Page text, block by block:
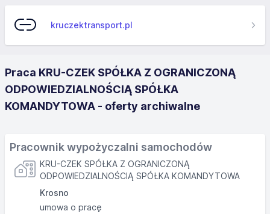
kruczektransport.pl
Praca KRU-CZEK SPÓŁKA Z OGRANICZONĄ
ODPOWIEDZIALNOŚCIĄ SPÓŁKA
KOMANDYTOWA - oferty archiwalne
Pracownik wypożyczalni samochodów
KRU-CZEK SPÓŁKA Z OGRANICZONĄ
ODPOWIEDZIALNOŚCIĄ SPÓŁKA KOMANDYTOWA
Krosno
umowa o pracę